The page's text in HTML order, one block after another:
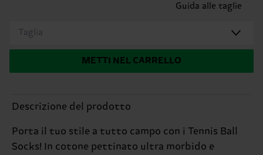
Guida alle taglie
Taglia
METTI NEL CARRELLO
Descrizione del prodotto
Porta il tuo stile a tutto campo con i Tennis Ball
Socks! In cotone pettinato ultra morbido e